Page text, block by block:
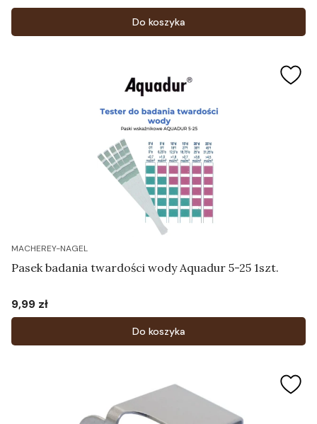
Do koszyka
MACHEREY-NAGEL
Pasek badania twardości wody Aquadur 5-25 1szt.
Cena
9,99 zł
Do koszyka